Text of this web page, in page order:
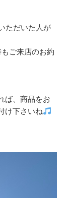
ただいた人が
ご来店のお約
ば、商品をお
け下さいね